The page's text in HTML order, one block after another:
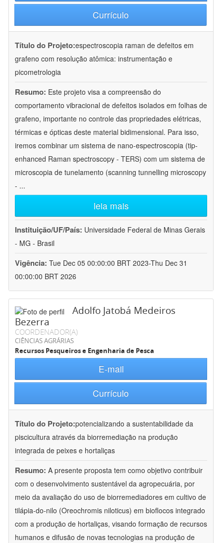
Currículo
Título do Projeto:espectroscopia raman de defeitos em
grafeno com resolução atômica: instrumentação e
picometrologia
Resumo: Este projeto visa a compreensão do
comportamento vibracional de defeitos isolados em folhas de
grafeno, importante no controle das propriedades elétricas,
térmicas e ópticas deste material bidimensional. Para isso,
iremos combinar um sistema de nano-espectroscopia (tip-
enhanced Raman spectroscopy - TERS) com um sistema de
microscopia de tunelamento (scanning tunnelling microscopy
- ...
leia mais
Instituição/UF/País: Universidade Federal de Minas Gerais
- MG - Brasil
Vigência: Tue Dec 05 00:00:00 BRT 2023-Thu Dec 31
00:00:00 BRT 2026
Adolfo Jatobá Medeiros
Bezerra
COORDENADOR(A)
CIÊNCIAS AGRÁRIAS
Recursos Pesqueiros e Engenharia de Pesca
E-mail
Currículo
Título do Projeto:potencializando a sustentabilidade da
piscicultura através da biorremediação na produção
integrada de peixes e hortaliças
Resumo: A presente proposta tem como objetivo contribuir
com o desenvolvimento sustentável da agropecuária, por
meio da avaliação do uso de biorremediadores em cultivo de
tilápia-do-nilo (Oreochromis niloticus) em bioflocos integrado
com a produção de hortaliças, visando formação de recursos
humanos e difusão de novas tecnologias na produção de